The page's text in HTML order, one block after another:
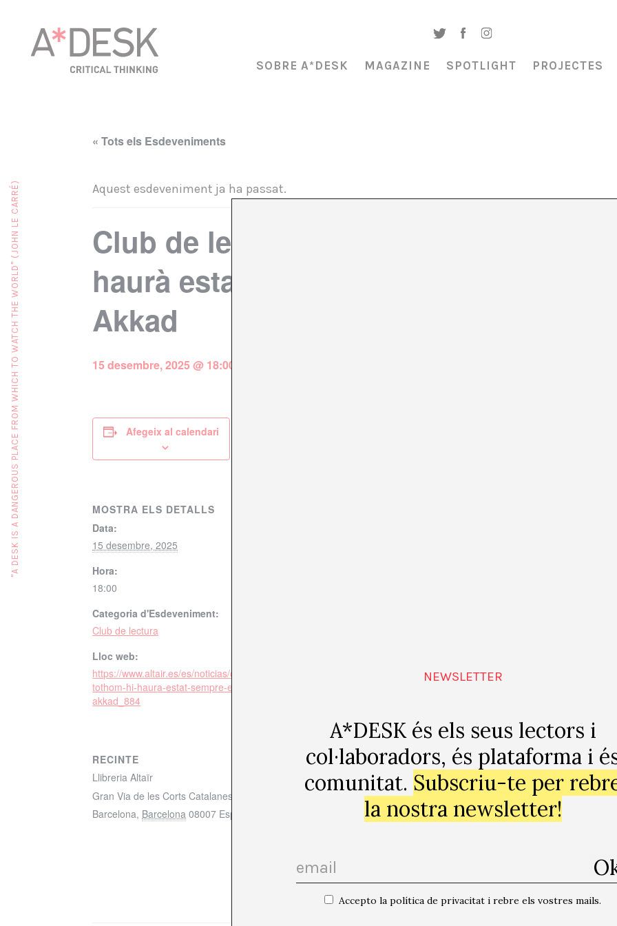
SOBRE A*DESK MAGAZINE SPOTLIGHT PROJECTES
« Tots els Esdeveniments
Aquest esdeveniment ja ha passat.
Club de lectura / “Alguna dia tothom
haurà estat sempre en contra” Omar
Akkad
15 desembre, 2025 @ 18:00
Afegeix al calendari
MOSTRA ELS DETALLS
Data:
15 desembre, 2025
Hora:
18:00
Categoria d'Esdeveniment:
Club de lectura
Lloc web:
https://www.altair.es/es/noticias/club-de-lectura-alguna-dia-
tothom-hi-haura-estat-sempre-en-contra-d-omar-el-
akkad_884
RECINTE
Llibreria Altaïr
Gran Via de les Corts Catalanes, 616, L'Eixample
Barcelona, Barcelona 08007 España
NEWSLETTER
A*DESK és els seus lectors i
col·laboradors, és plataforma i
comunitat. Subscriu-te per
la nostra newsletter!
Accepto la política de privacitat i rebre els vostres mails.
"A DESK IS A DANGEROUS PLACE FROM WHICH TO WATCH THE WORLD" (JOHN LE CARRÉ)